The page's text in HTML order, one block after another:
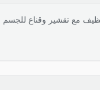
مع تقشير وقناع للجسم